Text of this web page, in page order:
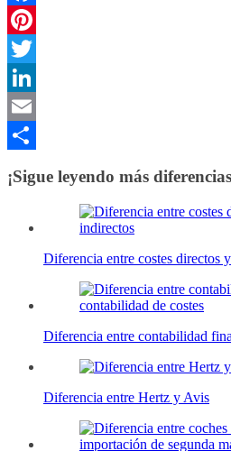
Facebook
Pinterest
Twitter
LinkedIn
Email
¡Sigue leyendo más
Diferencia entre costes directos
Diferencia entre contabilidad
Diferencia entre Hertz y Avis